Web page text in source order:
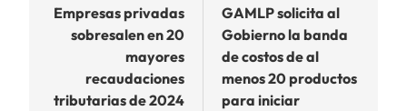
de
entradas
Empresas privadas
sobresalen en 20
mayores
recaudaciones
tributarias de 2024
GAMLP solicita al
Gobierno la banda
de costos de al
menos 20 productos
para iniciar